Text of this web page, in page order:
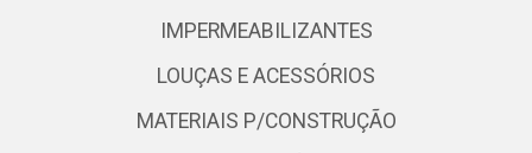
IMPERMEABILIZANTES
LOUÇAS E ACESSÓRIOS
MATERIAIS P/CONSTRUÇÃO